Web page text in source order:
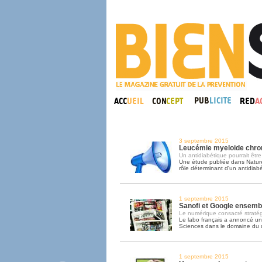
3 septembre 2015
Leucémie myeloide
Un antidiabétique pourrait
Une étude publiée dans
rôle déterminant d'un
1 septembre 2015
Sanofi et Google
Le numérique consacré
Le labo français a annoncé
Sciences dans le domaine du
1 septembre 2015